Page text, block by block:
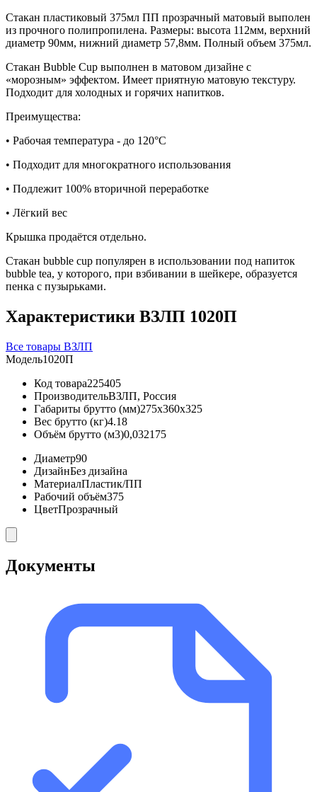
Стакан пластиковый 375мл ПП прозрачный матовый выполен
из прочного полипропилена. Размеры: высота 112мм, верхний
диаметр 90мм, нижний диаметр 57,8мм. Полный объем 375мл.
Стакан Bubble Cup выполнен в матовом дизайне с
«морозным» эффектом. Имеет приятную матовую текстуру.
Подходит для холодных и горячих напитков.
Преимущества:
• Рабочая температура - до 120°С
• Подходит для многократного использования
• Подлежит 100% вторичной переработке
• Лёгкий вес
Крышка продаётся отдельно.
Стакан bubble cup популярен в использовании под напиток
bubble tea, у которого, при взбивании в шейкере, образуется
пенка с пузырьками.
Характеристики ВЗЛП 1020П
Все товары ВЗЛП
Модель1020П
Код товара225405
ПроизводительВЗЛП, Россия
Габариты брутто (мм)275x360x325
Вес брутто (кг)4.18
Объём брутто (м3)0,032175
Диаметр90
ДизайнБез дизайна
МатериалПластик/ПП
Рабочий объём375
ЦветПрозрачный
Документы